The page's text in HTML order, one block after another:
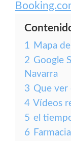
1 Mapa
2 Google
Navarra
3 Que ver
4 Vídeos
5 el
6